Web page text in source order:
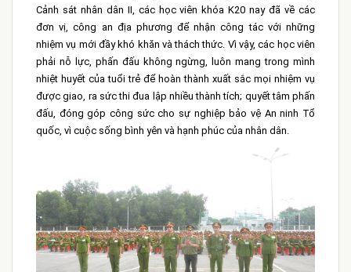
Cảnh sát nhân dân II, các học viên khóa K20 nay đã về các
đơn vị, công an địa phương để nhận công tác với những
nhiệm vụ mới đầy khó khăn và thách thức. Vì vậy, các học viên
phải nỗ lực, phấn đấu không ngừng, luôn mang trong mình
nhiệt huyết của tuổi trẻ để hoàn thành xuất sắc mọi nhiệm vụ
được giao, ra sức thi đua lập nhiều thành tích; quyết tâm phấn
đấu, đóng góp công sức cho sự nghiệp bảo vệ An ninh Tổ
quốc, vì cuộc sống bình yên và hạnh phúc của nhân dân.